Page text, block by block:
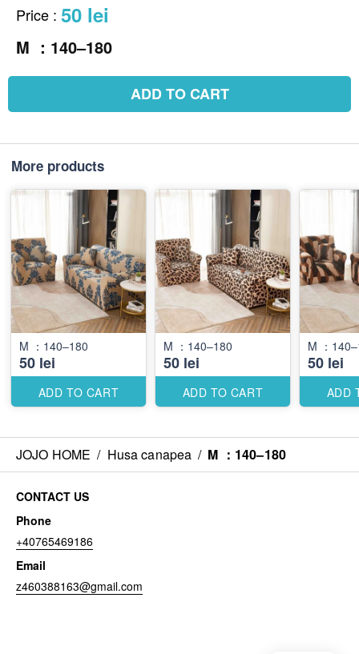
Price : 50 lei
M ：140–180
ADD TO CART
More products
M ：140–180
50 lei
ADD TO CART
M ：140–180
50 lei
ADD TO CART
M ：
50 lei
ADD
JOJO HOME / Husa canapea / M ：140–180
CONTACT US
Phone
+40765469186
Email
z460388163@gmail.com